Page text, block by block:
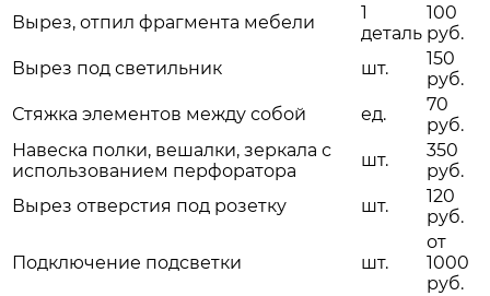
Вырез, отпил фрагмента мебели
1
деталь
100
руб.
Вырез под светильник
шт.
150
руб.
Стяжка элементов между собой
ед.
70
руб.
Навеска полки, вешалки, зеркала с
использованием перфоратора
шт.
350
руб.
Вырез отверстия под розетку
шт.
120
руб.
Подключение подсветки шт.
от
1000
руб.